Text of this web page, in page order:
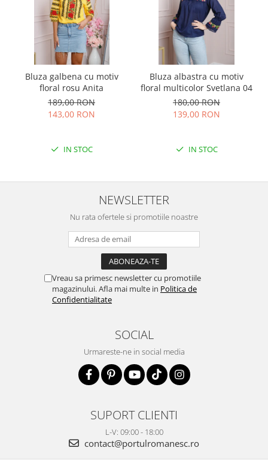
Bluza galbena cu motiv
floral rosu Anita
189,00 RON
143,00 RON
IN STOC
Bluza albastra cu motiv
floral multicolor Svetlana 04
180,00 RON
139,00 RON
IN STOC
NEWSLETTER
Nu rata ofertele si promotiile noastre
Vreau sa primesc newsletter cu promotiile
magazinului. Afla mai multe in Politica de
Confidentialitate
SOCIAL
Urmareste-ne in social media
SUPORT CLIENTI
L-V: 09:00 - 18:00
contact@portulromanesc.ro